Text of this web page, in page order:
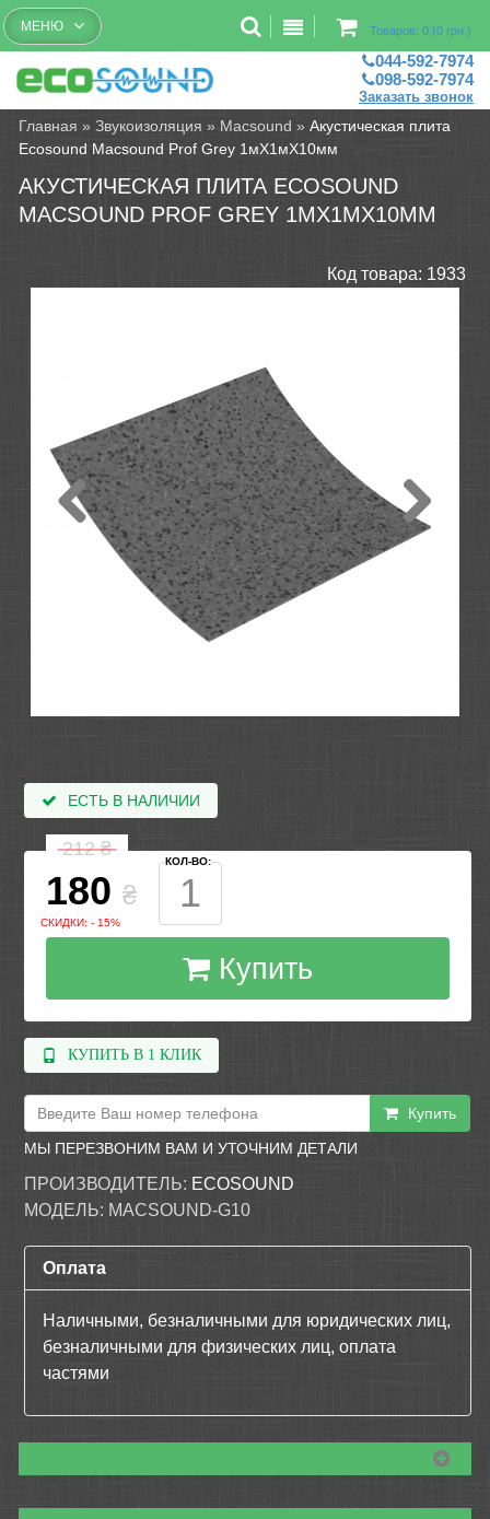
Бесплатный рассчет помещений
Товаров: 0 (0 грн.)
МЕНЮ
044-592-7974
098-592-7974
Заказать звонок
Главная »Звукоизоляция » Macsound »Акустическая плита
Ecosound Macsound Prof Grey 1мХ1мХ10мм
АКУСТИЧЕСКАЯ ПЛИТА ECOSOUND
MACSOUND PROF GREY 1МХ1МХ10ММ
Код товара: 1933
ЕСТЬ В НАЛИЧИИ
212₴
180 ₴
СКИДКИ: - 15%
КОЛ-ВО:
Купить
КУПИТЬ В 1 КЛИК
Купить
МЫ ПЕРЕЗВОНИМ ВАМ И УТОЧНИМ ДЕТАЛИ
ПРОИЗВОДИТЕЛЬ: ECOSOUND
МОДЕЛЬ: MACSOUND-G10
Оплата
Наличными, безналичными для юридических лиц,
безналичными для физических лиц, оплата
частями